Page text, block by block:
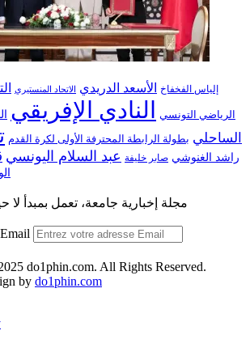
إلياس الفخفاخ الأسعد الدريدي الاتحاد المنستيري
الرياضي التونسي النادي الإفريقي
الساحلي بطولة الرابطة المحترفة الأولى لكرة القدم
راشد الغنوشي صابر خليفة عبد السلام اليونسي
do1phin.com. All Rights Reserved.
by do1phin.com